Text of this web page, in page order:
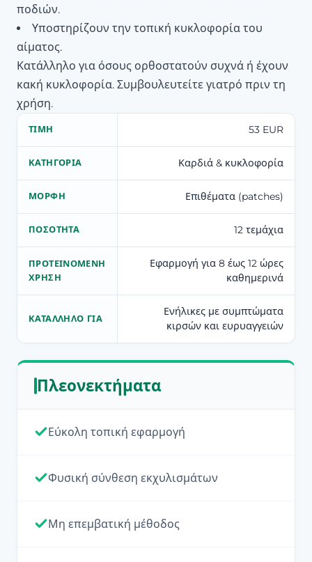
ποδιών.
Υποστηρίζουν την τοπική κυκλοφορία του
αίματος.
Κατάλληλο για όσους ορθοστατούν συχνά ή έχουν
κακή κυκλοφορία. Συμβουλευτείτε γιατρό πριν τη
χρήση.
ΤΙΜΉ 53 EUR
ΚΑΤΗΓΟΡΊΑ Καρδιά & κυκλοφορία
ΜΟΡΦΉ Επιθέματα (patches)
ΠΟΣΌΤΗΤΑ 12 τεμάχια
ΠΡΟΤΕΙΝΌΜΕΝΗ
ΧΡΉΣΗ
Εφαρμογή για 8 έως 12 ώρες
καθημερινά
ΚΑΤΆΛΛΗΛΟ ΓΙΑ
Ενήλικες με συμπτώματα
κιρσών και ευρυαγγειών
Πλεονεκτήματα
Εύκολη τοπική εφαρμογή
Φυσική σύνθεση εκχυλισμάτων
Μη επεμβατική μέθοδος